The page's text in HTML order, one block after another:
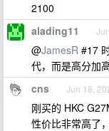
2100
alading11
@JamesR #17
代，而是高分加
cns Jun 18,
刚买的 HKC
性价比非常高了